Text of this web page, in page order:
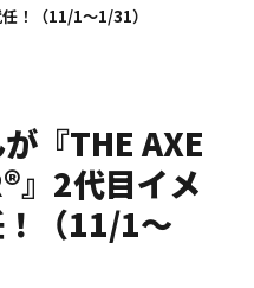
！（11/1〜1/31）
『THE AXE
』2代目イメ
（11/1〜